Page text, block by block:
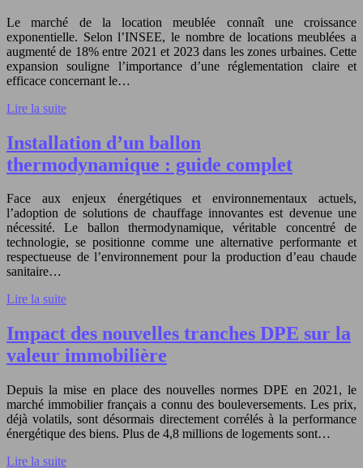
Le marché de la location meublée connaît une croissance
exponentielle. Selon l’INSEE, le nombre de locations meublées a
augmenté de 18% entre 2021 et 2023 dans les zones urbaines. Cette
expansion souligne l’importance d’une réglementation claire et
efficace concernant le…
Lire la suite
Installation d’un ballon
thermodynamique : guide complet
Face aux enjeux énergétiques et environnementaux actuels,
l’adoption de solutions de chauffage innovantes est devenue une
nécessité. Le ballon thermodynamique, véritable concentré de
technologie, se positionne comme une alternative performante et
respectueuse de l’environnement pour la production d’eau chaude
sanitaire…
Lire la suite
Impact des nouvelles tranches DPE sur la
valeur immobilière
Depuis la mise en place des nouvelles normes DPE en 2021, le
marché immobilier français a connu des bouleversements. Les prix,
déjà volatils, sont désormais directement corrélés à la performance
énergétique des biens. Plus de 4,8 millions de logements sont…
Lire la suite